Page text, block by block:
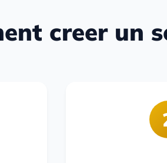
creer un